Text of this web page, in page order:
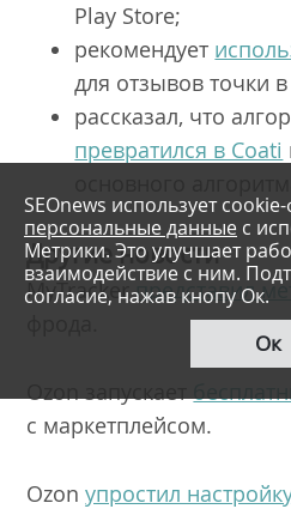
Play Store;
рекомендует
для отзывов точки
рассказал, что
превратился в Coati
Другие новости
MyTrackerпредставил
Ozon запускает
с маркетплейсом.
Ozonупростил
SEOnews использует
персональные данные с
Метрики. Это улучшает
взаимодействие с ним.
согласие, нажав кнопу Ок.
Ок